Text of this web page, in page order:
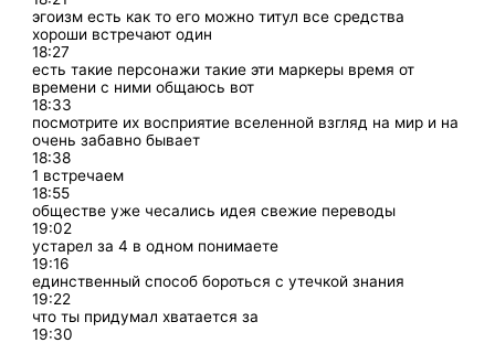
эгоизм есть как то его можно титул все средства
хороши встречают один
18:27
есть такие персонажи такие эти маркеры время от
времени с ними общаюсь вот
18:33
посмотрите их восприятие вселенной взгляд на мир и на
очень забавно бывает
18:38
1 встречаем
18:55
обществе уже чесались идея свежие переводы
19:02
устарел за 4 в одном понимаете
19:16
единственный способ бороться с утечкой знания
19:22
что ты придумал хватается за
19:30